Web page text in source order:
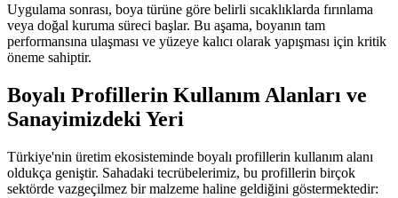
Uygulama sonrası, boya türüne göre belirli sıcaklıklarda fırınlama
veya doğal kuruma süreci başlar. Bu aşama, boyanın tam
performansına ulaşması ve yüzeye kalıcı olarak yapışması için kritik
öneme sahiptir.
Boyalı Profillerin Kullanım Alanları ve
Sanayimizdeki Yeri
Türkiye'nin üretim ekosisteminde boyalı profillerin kullanım alanı
oldukça geniştir. Sahadaki tecrübelerimiz, bu profillerin birçok
sektörde vazgeçilmez bir malzeme haline geldiğini göstermektedir: